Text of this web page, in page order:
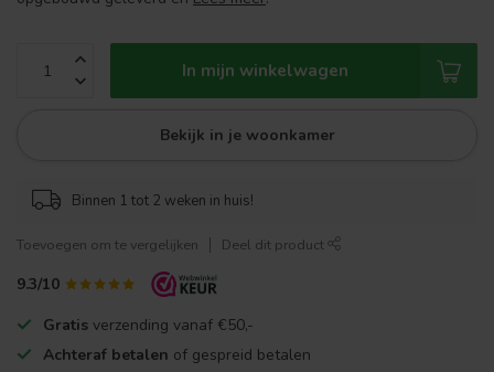
In mijn winkelwagen
Bekijk in je woonkamer
Binnen 1 tot 2 weken in huis!
Toevoegen om te vergelijken Deel dit product
9.3/10
Gratis verzending vanaf €50,-
Achteraf betalen of gespreid betalen